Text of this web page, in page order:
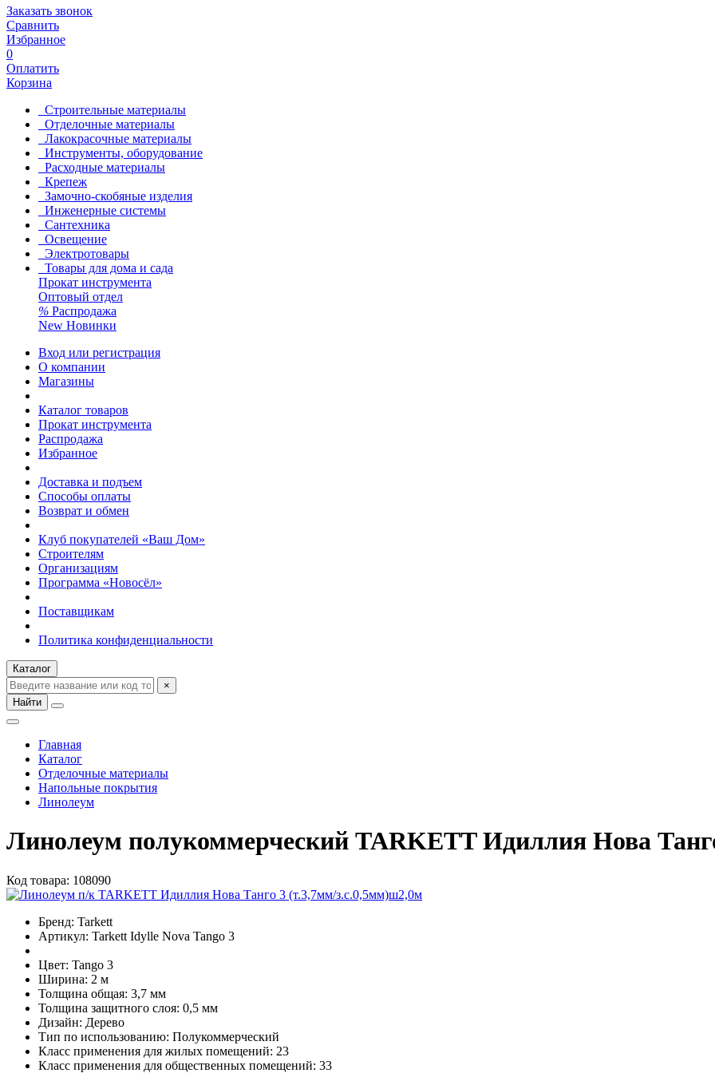
Заказать звонок
Сравнить
Избранное
0
Оплатить
Корзина
Строительные материалы
Отделочные материалы
Лакокрасочные материалы
Инструменты, оборудование
Расходные материалы
Крепеж
Замочно-скобяные изделия
Инженерные системы
Сантехника
Освещение
Электротовары
Товары для дома и сада
Прокат инструмента
Оптовый отдел
% Распродажа
New Новинки
Вход или регистрация
О компании
Магазины
Каталог товаров
Прокат инструмента
Распродажа
Избранное
Доставка и подъем
Способы оплаты
Возврат и обмен
Клуб покупателей «Ваш Дом»
Строителям
Организациям
Программа «Новосёл»
Поставщикам
Политика конфиденциальности
Каталог
×
Найти
Главная
Каталог
Отделочные материалы
Напольные покрытия
Линолеум
Линолеум полукоммерческий TARKETT Идиллия Нова
Код товара: 108090
Бренд: Tarkett
Артикул: Tarkett Idylle Nova Tango 3
Цвет: Tango 3
Ширина: 2 м
Толщина общая: 3,7 мм
Толщина защитного слоя: 0,5 мм
Дизайн: Дерево
Тип по использованию: Полукоммерческий
Класс применения для жилых помещений: 23
Класс применения для общественных помещений: 33